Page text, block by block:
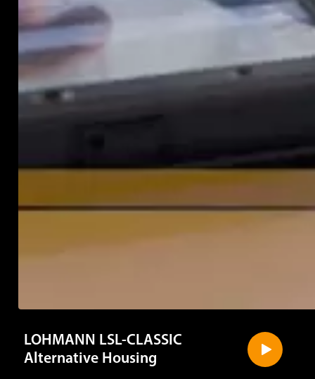
LOHMANN LSL-CLASSIC
Alternative Housing